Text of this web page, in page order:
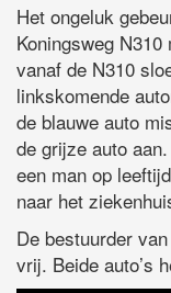
Het ongeluk
Koningsweg
vanaf de N310
linkskomende
de blauwe auto
de grijze auto
een man op
naar het
De bestuurder
vrij. Beide auto’s